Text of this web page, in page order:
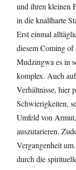
und ihren kleinen
in die knallharte
Erst einmal
diesem Coming
Mudzingwa es in
komplex. Auch
Verhältnisse, hier
Schwierigkeiten,
Umfeld von
auszutarieren.
Vergangenheit
durch die